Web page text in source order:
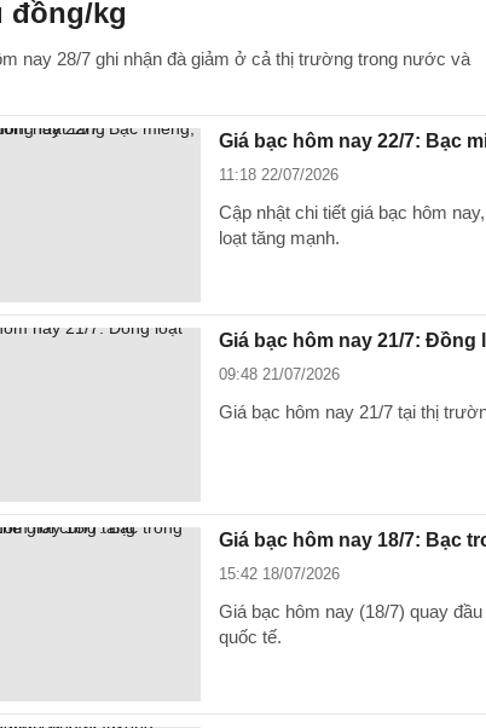
đồng/kg
nay 28/7 ghi nhận đà giảm ở cả thị trường trong nước và
Giá bạc hôm nay 22/7: Bạc
11:18 22/07/2026
Cập nhật chi tiết giá bạc hôm
loạt tăng mạnh.
Giá bạc hôm nay 21/7: Đồng
09:48 21/07/2026
Giá bạc hôm nay 21/7 tại thị
Giá bạc hôm nay 18/7: Bạc
15:42 18/07/2026
Giá bạc hôm nay (18/7) quay
quốc tế.